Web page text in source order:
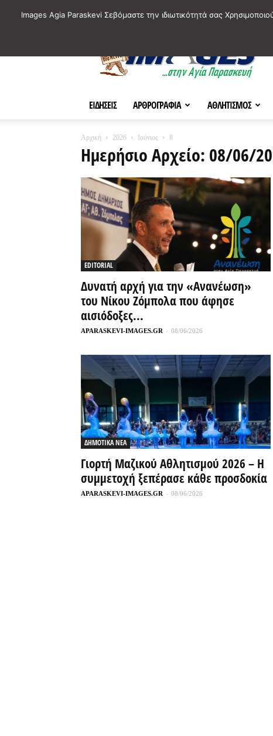
ΕΙΔΗΣΕΙΣ ΑΡΘΡΟΓΡΑΦΙΑ ΑΘΛΗΤΙΣΜΟΣ
Αρχική 2026 Ιούνιος 8
Ημερήσιο Αρχείο: 08/06/
EDITORIAL
Δυνατή αρχή για την «Ανανέωση»
του Νίκου Ζόμπολα που άφησε
αισιόδοξες...
APARASKEVI-IMAGES.GR - 08/06/2026
ΔΗΜΟΤΙΚΑ ΝΕΑ
Γιορτή Μαζικού Αθλητισμού 2026 – Η
συμμετοχή ξεπέρασε κάθε προσδοκία
APARASKEVI-IMAGES.GR - 08/06/2026
Images Agia Paraskevi Σεβόμαστε την ιδιωτικότητά σας